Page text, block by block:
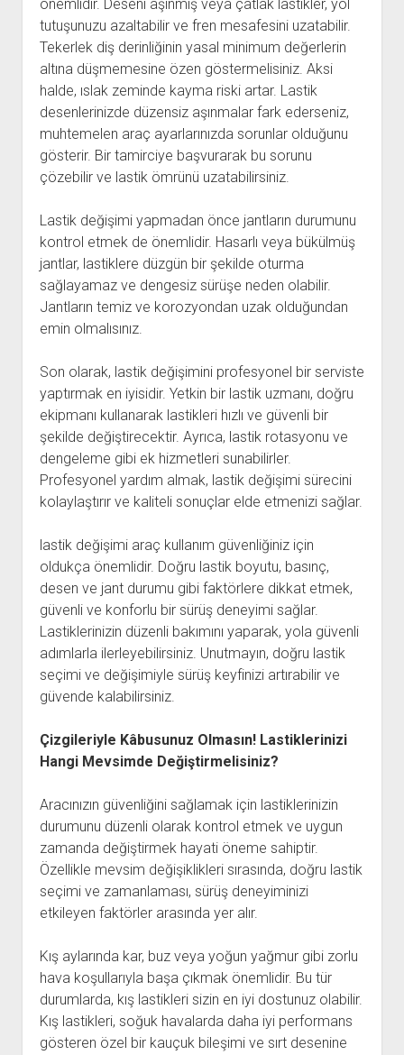
önemlidir. Deseni aşınmış veya çatlak lastikler, yol
tutuşunuzu azaltabilir ve fren mesafesini uzatabilir.
Tekerlek diş derinliğinin yasal minimum değerlerin
altına düşmemesine özen göstermelisiniz. Aksi
halde, ıslak zeminde kayma riski artar. Lastik
desenlerinizde düzensiz aşınmalar fark ederseniz,
muhtemelen araç ayarlarınızda sorunlar olduğunu
gösterir. Bir tamirciye başvurarak bu sorunu
çözebilir ve lastik ömrünü uzatabilirsiniz.
Lastik değişimi yapmadan önce jantların durumunu
kontrol etmek de önemlidir. Hasarlı veya bükülmüş
jantlar, lastiklere düzgün bir şekilde oturma
sağlayamaz ve dengesiz sürüşe neden olabilir.
Jantların temiz ve korozyondan uzak olduğundan
emin olmalısınız.
Son olarak, lastik değişimini profesyonel bir serviste
yaptırmak en iyisidir. Yetkin bir lastik uzmanı, doğru
ekipmanı kullanarak lastikleri hızlı ve güvenli bir
şekilde değiştirecektir. Ayrıca, lastik rotasyonu ve
dengeleme gibi ek hizmetleri sunabilirler.
Profesyonel yardım almak, lastik değişimi sürecini
kolaylaştırır ve kaliteli sonuçlar elde etmenizi sağlar.
lastik değişimi araç kullanım güvenliğiniz için
oldukça önemlidir. Doğru lastik boyutu, basınç,
desen ve jant durumu gibi faktörlere dikkat etmek,
güvenli ve konforlu bir sürüş deneyimi sağlar.
Lastiklerinizin düzenli bakımını yaparak, yola güvenli
adımlarla ilerleyebilirsiniz. Unutmayın, doğru lastik
seçimi ve değişimiyle sürüş keyfinizi artırabilir ve
güvende kalabilirsiniz.
Çizgileriyle Kâbusunuz Olmasın! Lastiklerinizi
Hangi Mevsimde Değiştirmelisiniz?
Aracınızın güvenliğini sağlamak için lastiklerinizin
durumunu düzenli olarak kontrol etmek ve uygun
zamanda değiştirmek hayati öneme sahiptir.
Özellikle mevsim değişiklikleri sırasında, doğru lastik
seçimi ve zamanlaması, sürüş deneyiminizi
etkileyen faktörler arasında yer alır.
Kış aylarında kar, buz veya yoğun yağmur gibi zorlu
hava koşullarıyla başa çıkmak önemlidir. Bu tür
durumlarda, kış lastikleri sizin en iyi dostunuz olabilir.
Kış lastikleri, soğuk havalarda daha iyi performans
gösteren özel bir kauçuk bileşimi ve sırt desenine